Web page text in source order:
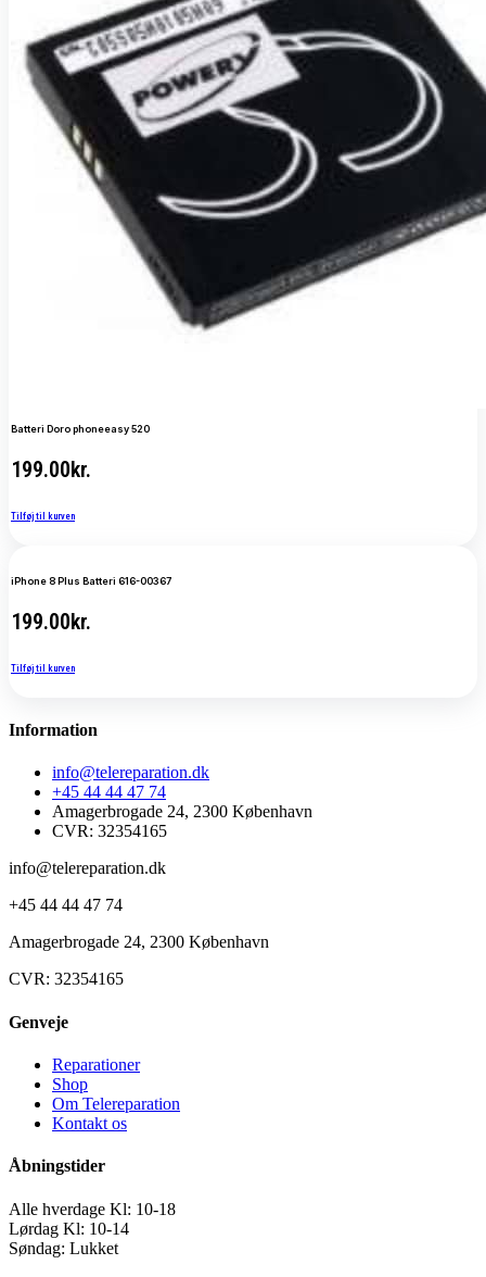
Batteri Doro phoneeasy 520
199.00kr.
Tilføj til kurven
iPhone 8 Plus Batteri 616-00367
199.00kr.
Tilføj til kurven
Information
info@telereparation.dk
+45 44 44 47 74
Amagerbrogade 24, 2300 København
CVR: 32354165
info@telereparation.dk
+45 44 44 47 74
Amagerbrogade 24, 2300 København
CVR: 32354165
Genveje
Reparationer
Shop
Om Telereparation
Kontakt os
Åbningstider
Alle hverdage Kl: 10-18
Lørdag Kl: 10-14
Søndag: Lukket